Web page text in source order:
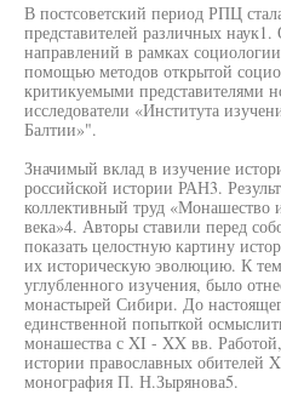
В постсоветский период РПЦ
представителей различных
направлений в рамках
помощью методов открытой
критикуемыми представителями
исследователи «Института
Балтии»".
Значимый вклад в изучение
российской истории РАН3.
коллективный труд
века»4. Авторы ставили перед
показать целостную картину
их историческую эволюцию. К
углубленного изучения, было
монастырей Сибири. До
единственной попыткой
монашества с XI - XX вв.
истории православных обителей
монография П. Н.Зырянова5.